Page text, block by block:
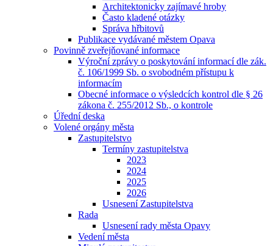
Architektonicky zajímavé hroby
Často kladené otázky
Správa hřbitovů
Publikace vydávané městem Opava
Povinně zveřejňované informace
Výroční zprávy o poskytování informací dle zák.
č. 106/1999 Sb. o svobodném přístupu k
informacím
Obecné informace o výsledcích kontrol dle § 26
zákona č. 255/2012 Sb., o kontrole
Úřední deska
Volené orgány města
Zastupitelstvo
Termíny zastupitelstva
2023
2024
2025
2026
Usnesení Zastupitelstva
Rada
Usnesení rady města Opavy
Vedení města